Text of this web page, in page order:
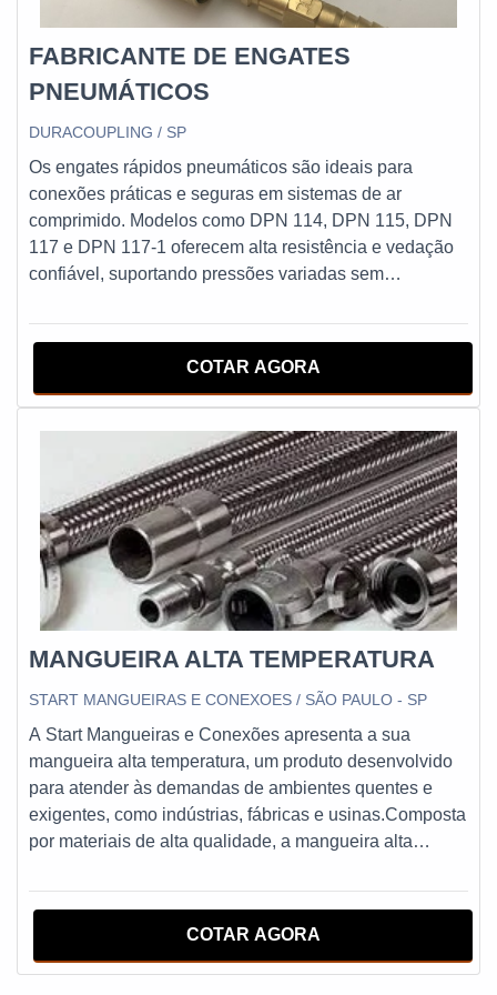
FABRICANTE DE ENGATES
PNEUMÁTICOS
DURACOUPLING / SP
Os engates rápidos pneumáticos são ideais para
conexões práticas e seguras em sistemas de ar
comprimido. Modelos como DPN 114, DPN 115, DPN
117 e DPN 117-1 oferecem alta resistência e vedação
confiável, suportando pressões variadas sem
sistema de segurança, prevenindo desconexões
durabilidade e eficiência em ambientes que exigem
conexões rápidas e precisas.
COTAR AGORA
MANGUEIRA ALTA TEMPERATURA
START MANGUEIRAS E CONEXOES / SÃO PAULO - SP
A Start Mangueiras e Conexões apresenta a sua
mangueira alta temperatura, um produto desenvolvido
para atender às demandas de ambientes quentes e
exigentes, como indústrias, fábricas e usinas.Composta
por materiais de alta qualidade, a mangueira alta
suportando até 150°C de temperatura contínua e picos
útil e alta durabilidade.A mangueira alta temperatura da
COTAR AGORA